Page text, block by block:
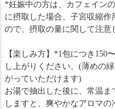
*妊娠中の方は、カフェイン
に摂取した場合、子宮収縮
ので、摂取の量に関して注意
【楽しみ方】*1包につき150
し上がりください。(薄めの
がっていただけます)
お湯で抽出した後に、常温
しますと、爽やかなアロマの